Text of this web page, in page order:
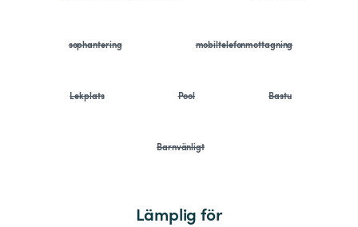
sophantering mobiltelefonmottagning
Lekplats Pool Bastu
Barnvänligt
Lämplig för